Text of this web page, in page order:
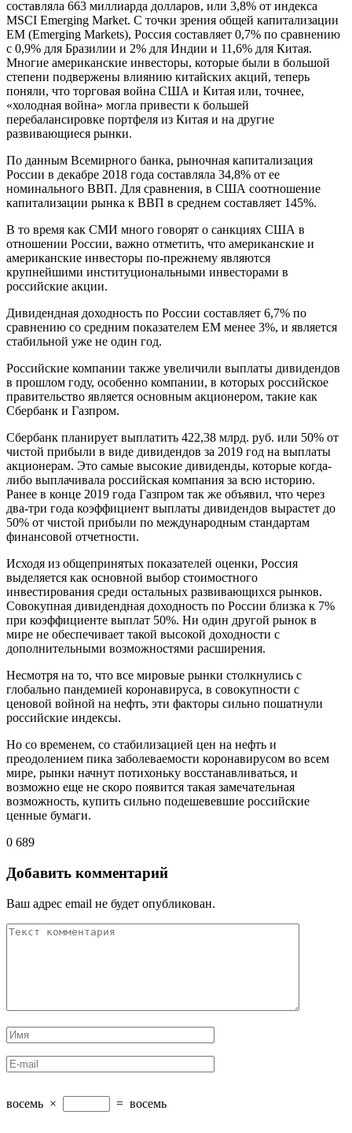
составляла 663 миллиарда долларов, или 3,8% от индекса
MSCI Emerging Market. С точки зрения общей капитализации
EM (Emerging Markets), Россия составляет 0,7% по сравнению
с 0,9% для Бразилии и 2% для Индии и 11,6% для Китая.
Многие американские инвесторы, которые были в большой
степени подвержены влиянию китайских акций, теперь
поняли, что торговая война США и Китая или, точнее,
«холодная война» могла привести к большей
перебалансировке портфеля из Китая и на другие
развивающиеся рынки.
По данным Всемирного банка, рыночная капитализация
России в декабре 2018 года составляла 34,8% от ее
номинального ВВП. Для сравнения, в США соотношение
капитализации рынка к ВВП в среднем составляет 145%.
В то время как СМИ много говорят о санкциях США в
отношении России, важно отметить, что американские и
американские инвесторы по-прежнему являются
крупнейшими институциональными инвесторами в
российские акции.
Дивидендная доходность по России составляет 6,7% по
сравнению со средним показателем EM менее 3%, и является
стабильной уже не один год.
Российские компании также увеличили выплаты дивидендов
в прошлом году, особенно компании, в которых российское
правительство является основным акционером, такие как
Сбербанк и Газпром.
Сбербанк планирует выплатить 422,38 млрд. руб. или 50% от
чистой прибыли в виде дивидендов за 2019 год на выплаты
акционерам. Это самые высокие дивиденды, которые когда-
либо выплачивала российская компания за всю историю.
Ранее в конце 2019 года Газпром так же объявил, что через
два-три года коэффициент выплаты дивидендов вырастет до
50% от чистой прибыли по международным стандартам
финансовой отчетности.
Исходя из общепринятых показателей оценки, Россия
выделяется как основной выбор стоимостного
инвестирования среди остальных развивающихся рынков.
Совокупная дивидендная доходность по России близка к 7%
при коэффициенте выплат 50%. Ни один другой рынок в
мире не обеспечивает такой высокой доходности с
дополнительными возможностями расширения.
Несмотря на то, что все мировые рынки столкнулись с
глобально пандемией коронавируса, в совокупности с
ценовой войной на нефть, эти факторы сильно пошатнули
российские индексы.
Но со временем, со стабилизацией цен на нефть и
преодолением пика заболеваемости коронавирусом во всем
мире, рынки начнут потихоньку восстанавливаться, и
возможно еще не скоро появится такая замечательная
возможность, купить сильно подешевевшие российские
ценные бумаги.
0 689
Добавить комментарий
Ваш адрес email не будет опубликован.
восемь × = восемь